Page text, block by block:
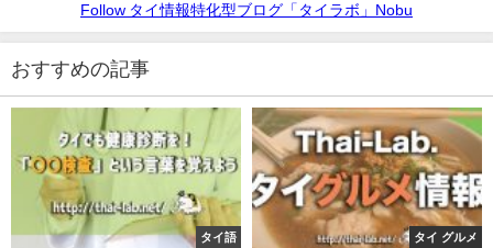
Follow タイ情報特化型ブログ「タイラボ」Nobu
おすすめの記事
タイ語 タイ グルメ